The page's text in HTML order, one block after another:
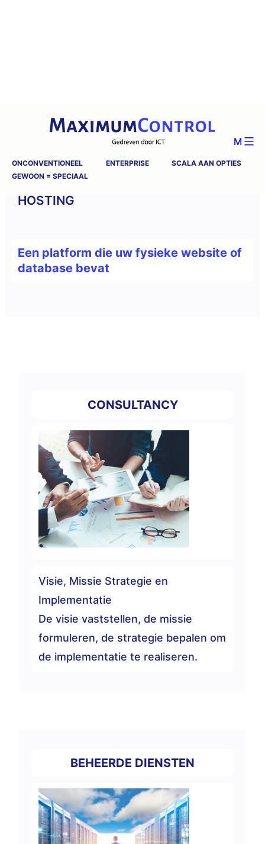
ONCONVENTIONEEL ENTERPRISE
SCALA AAN OPTIES
GEWOON = SPECIAAL
M
HOSTING
Een platform die uw fysieke website of
database bevat
CONSULTANCY
Visie, Missie Strategie en
Implementatie
De visie vaststellen, de missie
formuleren, de strategie bepalen om
de implementatie te realiseren.
BEHEERDE DIENSTEN